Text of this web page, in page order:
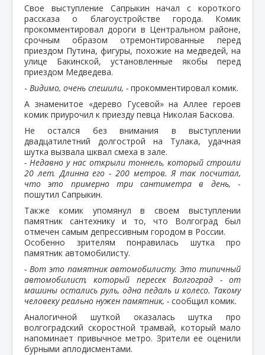
Свое выступление Сапрыкин начал с короткого
рассказа о благоустройстве города. Комик
прокомментировал дороги в Центральном районе,
срочным образом отремонтированные перед
приездом Путина, фигуры, похожие на медведей, на
улице Бакинской, установленные якобы перед
приездом Медведева.
- Видимо, очень спешили, - прокомментировал комик.
А знаменитое «дерево Гусевой» на Аллее героев
комик приурочил к приезду певца Николая Баскова.
Не остался без внимания в выступлении
двадцатилетний долгострой на Тулака, удачная
шутка вызвала шквал смеха в зале.
- Недавно у нас открыли тоннель, который строили
20 лет. Длинна его - 200 метров. Я так посчитал,
что это примерно три сантиметра в день, -
пошутил Сапрыкин.
Также комик упомянул в своем выступлении
памятник сантехнику и то, что Волгоград был
отмечен самым депрессивным городом в России.
Особенно зрителям понравилась шутка про
памятник автомобилисту.
- Вот это памятник автомобилисту. Это типичный
автомобилист, который пересек Волгоград - от
машины остались руль, одна педаль и колесо. Такому
человеку реально нужен памятник, - сообщил комик.
Аналогичной шуткой оказалась шутка про
волгоградский скоростной трамвай, который мало
напоминает привычное метро. Зрители ее оценили
бурными аплодисментами.